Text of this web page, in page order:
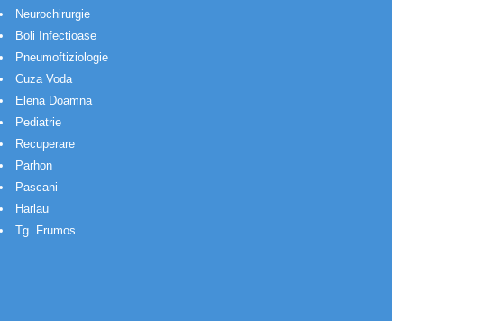
Neurochirurgie
Boli Infectioase
Pneumoftiziologie
Cuza Voda
Elena Doamna
Pediatrie
Recuperare
Parhon
Pascani
Harlau
Tg. Frumos